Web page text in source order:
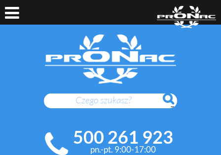
SZUKAJ
500 261 923
pn.-pt. 9:00-17:00